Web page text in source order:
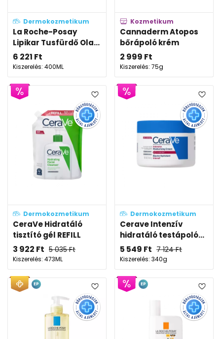
Dermokozmetikum
La Roche-Posay
Lipikar Tusfürdő Ola...
6 221 Ft
Kiszerelés: 400ML
Kozmetikum
Cannaderm Atopos
bőrápoló krém
2 999 Ft
Kiszerelés: 75g
Dermokozmetikum
CeraVe Hidratáló
tisztító gél REFILL
3 922 Ft 5 035Ft
Kiszerelés: 473ML
Dermokozmetikum
Cerave Intenzív
hidratáló testápoló...
5 549 Ft 7 124Ft
Kiszerelés: 340g
EP EP